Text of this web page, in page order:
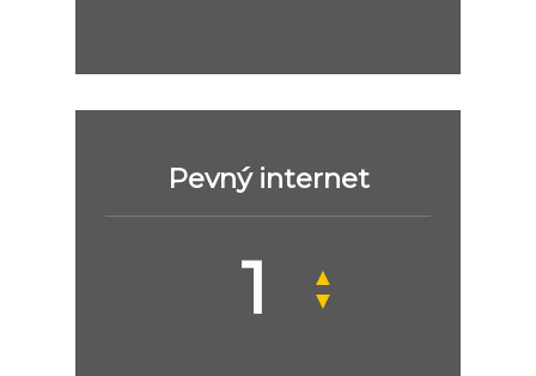
Pevný internet
▲
▼